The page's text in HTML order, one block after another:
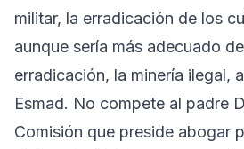
militar, la erradicación de los
aunque sería más adecuado
erradicación, la minería ilegal,
Esmad. No compete al padre
Comisión que preside abogar